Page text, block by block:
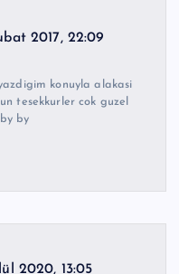
2017, 22:09
konuyla alakasi
tesekkurler cok guzel
by
2020, 13:05